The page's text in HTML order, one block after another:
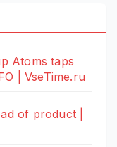
Atoms taps
| VseTime.ru
of product |